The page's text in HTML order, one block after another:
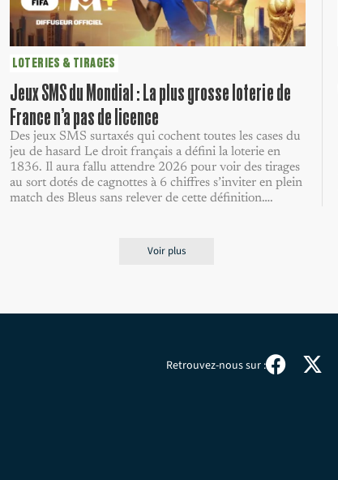
LOTERIES & TIRAGES
Jeux SMS du Mondial : La plus grosse loterie de
France n’a pas de licence
Des jeux SMS surtaxés qui cochent toutes les cases du
jeu de hasard Le droit français a défini la loterie en
1836. Il aura fallu attendre 2026 pour voir des tirages
au sort dotés de cagnottes à 6 chiffres s’inviter en plein
match des Bleus sans relever de cette définition….
Voir plus
Retrouvez-nous sur :